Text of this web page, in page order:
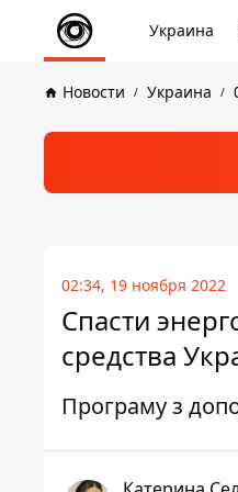
Украина
Новости Украина
02:34, 19 ноября 2022
Спасти
средства
Програму з